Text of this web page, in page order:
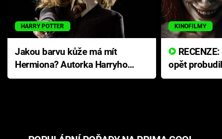
HARRY POTTER
Jakou barvu kůže má mít
Hermiona? Autorka Harryho
Pottera přišla s ráznou
KINOFILMY
opět
přichází s